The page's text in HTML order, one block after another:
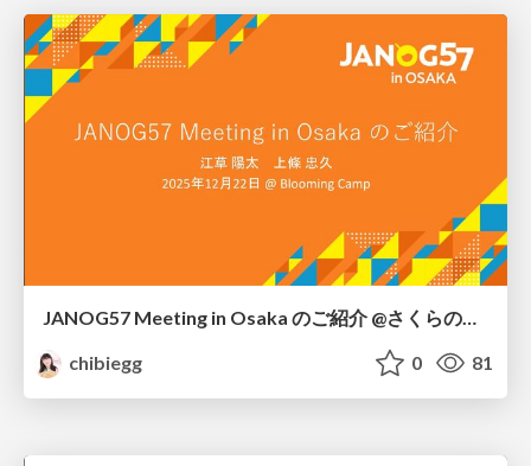
JANOG57 Meeting in Osaka のご紹介 @さくらの聖夜 2025 / Introduction to JANOG57 Meeting in Osaka
chibiegg
0 81